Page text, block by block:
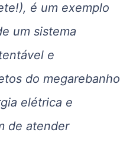
é um exemplo
um sistema
e
do megarebanho
elétrica e
de atender